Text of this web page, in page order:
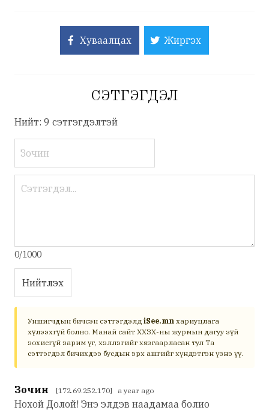
Хуваалцах Жиргэх
СЭТГЭГДЭЛ
Нийт: 9 сэтгэгдэлтэй
0/1000
Нийтлэх
Уншигчдын бичсэн сэтгэгдэлд iSee.mn хариуцлага
хүлээхгүй болно. Манай сайт ХХЗХ-ны журмын дагуу зүй
зохисгүй зарим үг, хэллэгийг хязгаарласан тул Та
сэтгэгдэл бичихдээ бусдын эрх ашгийг хүндэтгэн үзнэ үү.
Зочин [172.69.252.170] a year ago
Нохой Долой! Энэ элдэв наадамаа болио